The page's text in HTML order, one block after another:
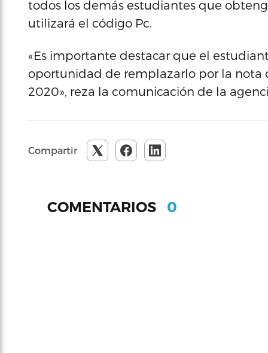
todos los demás estudiantes que
utilizará el código Pc.
«Es importante destacar que el
oportunidad de remplazarlo por la
2020», reza la comunicación de la
Compartir
COMENTARIOS 0